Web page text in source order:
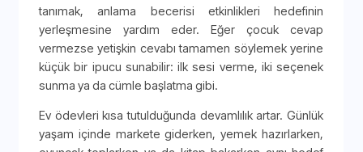
tanımak, anlama becerisi etkinlikleri hedefinin
yerleşmesine yardım eder. Eğer çocuk cevap
vermezse yetişkin cevabı tamamen söylemek yerine
küçük bir ipucu sunabilir: ilk sesi verme, iki seçenek
sunma ya da cümle başlatma gibi.
Ev ödevleri kısa tutulduğunda devamlılık artar. Günlük
yaşam içinde markete giderken, yemek hazırlarken,